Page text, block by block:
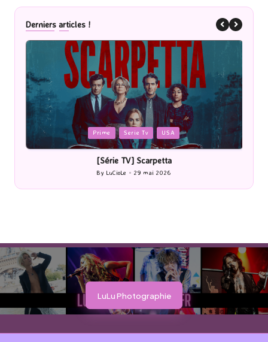
Derniers articles !
Posted
in
Prime Serie Tv USA
[Série TV] Scarpetta
Posted
by
By LuCioLe 29 mai 2026
LuLu Photographie